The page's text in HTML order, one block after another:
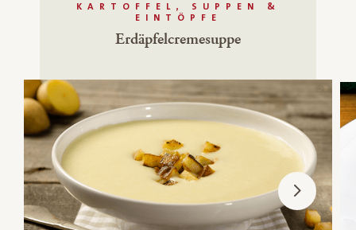
KARTOFFEL, SUPPEN &
EINTÖPFE
Erdäpfelcremesuppe